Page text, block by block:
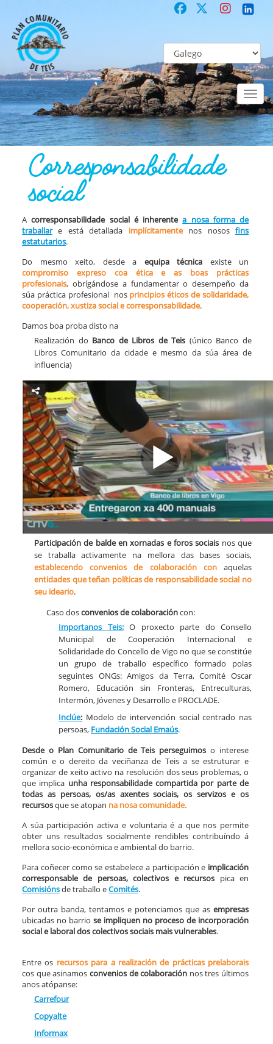
Toggle
COMUNITARIO Co-laboración participativa Corresponsabilidade
Corresponsabilidade
social
Acorresponsabilidade social é inherentea nosa forma de
traballare está detallada implícitamentenos nososfins
estatutarios.
Do mesmo xeito, desde a equipa técnica existe un
compromiso expreso coa ética e as boas prácticas
profesionais, obrígándose a fundamentar o desempeño da
súa práctica profesional nos principios éticos de solidaridade,
cooperación, xustiza social e corresponsabilidade.
Damos boa proba disto na
Realización do Banco de Libros de Teis (único Banco de
Libros Comunitario da cidade e mesmo da súa área de
influencia)
Participación de baldeen xornadas e foros sociais nos que
se traballa activamente na mellora das bases sociais,
establecendo convenios de colaboración
conaquelas
entidades que teñan políticas de responsabilidade social no
seu ideario.
Caso dosconvenios de colaboracióncon:​
​Importanos Teis:O proxecto parte do Consello
Municipal de Cooperación Internacional e
Solidaridade do Concello de Vigo no que se constitúe
un grupo de traballo específico formado polas
seguintes ONGs: Amigos da Terra, Comité Oscar
Romero, Educación sin Fronteras, Entreculturas,
Intermón, Jóvenes y Desarrollo e PROCLADE.
Inclúe: Modelo de intervención social centrado nas
persoas, Fundación Social Emaús.
Desde o Plan Comunitario de Teis perseguimos o interese
común e o dereito da veciñanza de Teis a se estruturar e
organizar de xeito activo na resolución dos seus problemas, o
que implica unha responsabilidade compartida por parte de
todas as persoas, os/as axentes sociais, os servizos e os
recursosque se atopan na nosa comunidade.
A súa participación activa e voluntaria é a que nos permite
obter uns resultados socialmente rendibles contribuíndo á
mellora socio-económica e ambiental do barrio.
Para coñecer como se estabelece a participación e implicación
corresponsable de persoas, colectivos e recursos pica en
Comisiónsde traballo eComités.
Por outra banda, tentamos e potenciamos que as empresas
ubicadas no barrio se impliquen no proceso de incorporación
social e laboral dos colectivos sociais mais vulnerables.
Entre os recursos para a realización de prácticas prelaborais
cos que asinamos convenios de colaboración nos tres últimos
anos atópanse:
Carrefour
Copyalte
Informax